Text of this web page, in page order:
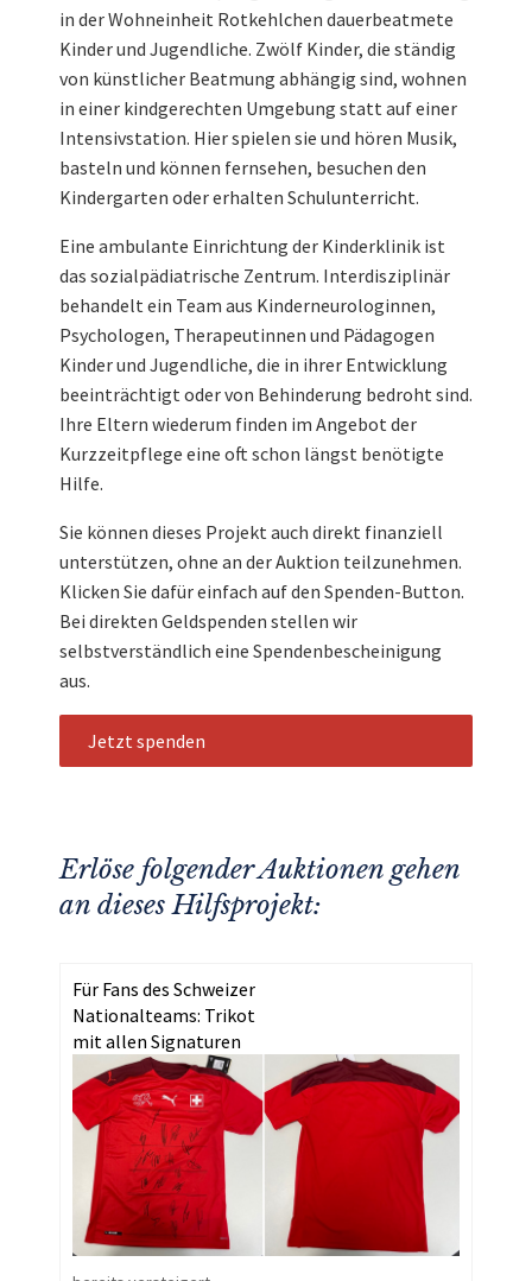
in der Wohneinheit Rotkehlchen dauerbeatmete
Kinder und Jugendliche. Zwölf Kinder, die ständig
von künstlicher Beatmung abhängig sind, wohnen
in einer kindgerechten Umgebung statt auf einer
Intensivstation. Hier spielen sie und hören Musik,
basteln und können fernsehen, besuchen den
Kindergarten oder erhalten Schulunterricht.
Eine ambulante Einrichtung der Kinderklinik ist
das sozialpädiatrische Zentrum. Interdisziplinär
behandelt ein Team aus Kinderneurologinnen,
Psychologen, Therapeutinnen und Pädagogen
Kinder und Jugendliche, die in ihrer Entwicklung
beeinträchtigt oder von Behinderung bedroht sind.
Ihre Eltern wiederum finden im Angebot der
Kurzzeitpflege eine oft schon längst benötigte
Hilfe.
Sie können dieses Projekt auch direkt finanziell
unterstützen, ohne an der Auktion teilzunehmen.
Klicken Sie dafür einfach auf den Spenden-Button.
Bei direkten Geldspenden stellen wir
selbstverständlich eine Spendenbescheinigung
aus.
Jetzt spenden
Erlöse folgender Auktionen gehen
an dieses Hilfsprojekt:
Für Fans des Schweizer
Nationalteams: Trikot
mit allen Signaturen